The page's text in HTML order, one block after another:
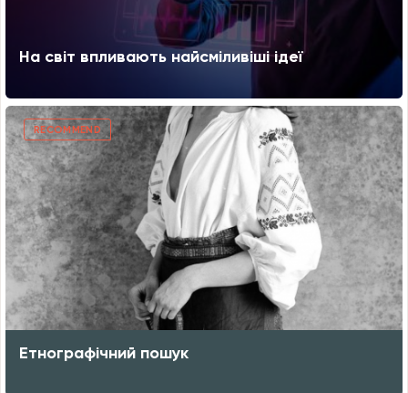
На світ впливають найсміливіші ідеї
RECOMMEND
Етнографічний пошук